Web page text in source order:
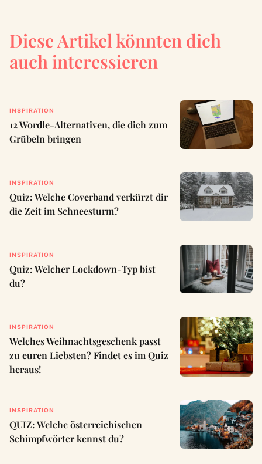
Diese Artikel könnten dich
auch interessieren
INSPIRATION
12 Wordle-Alternativen, die dich zum
Grübeln bringen
INSPIRATION
Quiz: Welche Coverband verkürzt dir
die Zeit im Schneesturm?
INSPIRATION
Quiz: Welcher Lockdown-Typ bist
du?
INSPIRATION
Welches Weihnachtsgeschenk passt
zu euren Liebsten? Findet es im Quiz
heraus!
INSPIRATION
QUIZ: Welche österreichischen
Schimpfwörter kennst du?